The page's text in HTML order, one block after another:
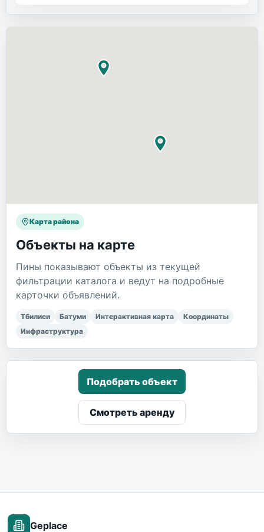
Карта района
Объекты на карте
Пины показывают объекты из текущей
фильтрации каталога и ведут на подробные
карточки объявлений.
Тбилиси Батуми Интерактивная карта
Координаты
Инфраструктура
Подобрать объект
Смотреть аренду
Geplace